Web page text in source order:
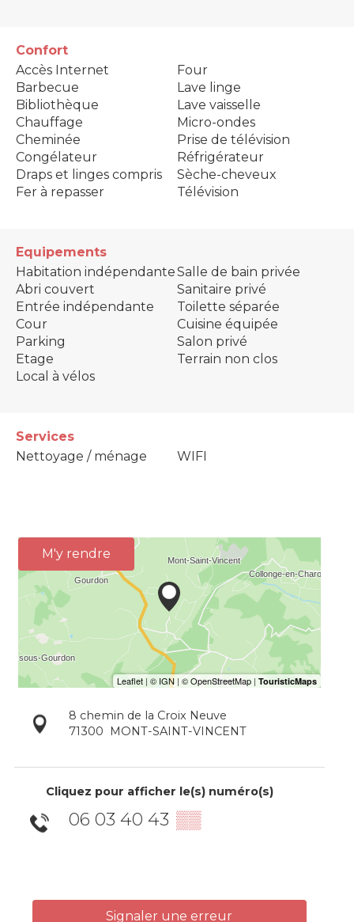
Confort
Accès Internet
Barbecue
Bibliothèque
Chauffage
Cheminée
Congélateur
Draps et linges compris
Fer à repasser
Four
Lave linge
Lave vaisselle
Micro-ondes
Prise de télévision
Réfrigérateur
Sèche-cheveux
Télévision
Equipements
Habitation indépendante
Abri couvert
Entrée indépendante
Cour
Parking
Etage
Local à vélos
Salle de bain privée
Sanitaire privé
Toilette séparée
Cuisine équipée
Salon privé
Terrain non clos
Services
Nettoyage / ménage
WIFI
M'y rendre
8 chemin de la Croix Neuve
71300
MONT-SAINT-VINCENT
Cliquez pour afficher le(s) numéro(s)
06 03 40 43 ▒▒
Signaler une erreur